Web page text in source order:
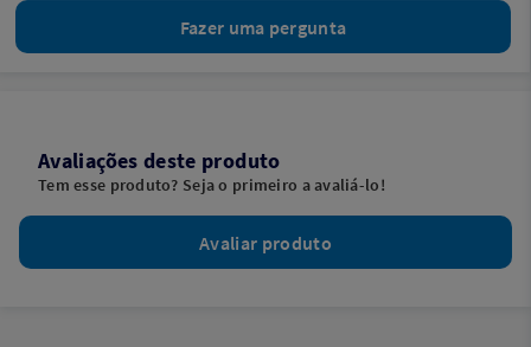
Fazer uma pergunta
Avaliações deste produto
Tem esse produto? Seja o primeiro a avaliá-lo!
Avaliar produto